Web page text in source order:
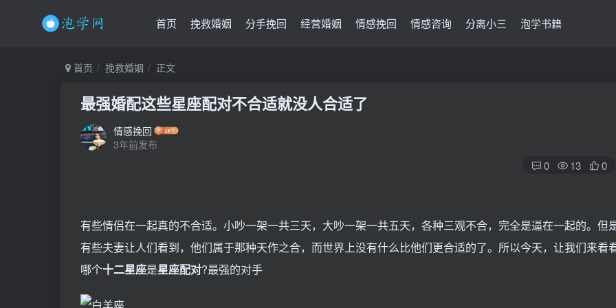
首页 挽救婚姻 分手挽回 经营婚姻 情感挽回 情感咨询 分离小三 泡学书籍
首页 挽救婚姻 正文
最强婚配这些星座配对不合适就没人合适了
情感挽回
3年前发布
0 13 0
有些情侣在一起真的不合适。小吵一架一共三天，大吵一架一共五天，各种三观不合，完全是逼在一起的。但
有些夫妻让人们看到，他们属于那种天作之合，而世界上没有什么比他们更合适的了。所以今天，让我们来看
哪个十二星座是星座配对?最强的对手